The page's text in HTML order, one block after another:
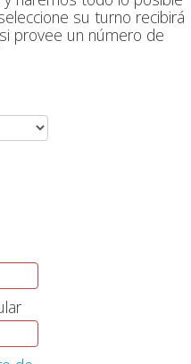
su turno recibirá
provee un número de